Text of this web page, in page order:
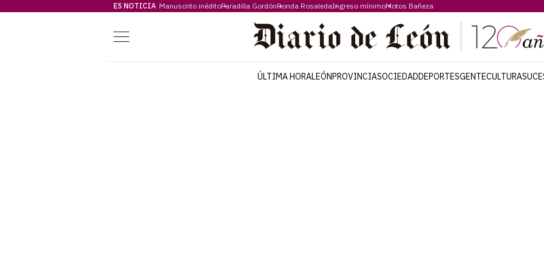
ES NOTICIA Manuscrito inéditoParadilla GordónRonda RosaledaIngreso mínimoMotos Bañeza
Menú
ÚLTIMA HORALEÓNPROVINCIASOCIEDADDEPORTESGENTECULTURA